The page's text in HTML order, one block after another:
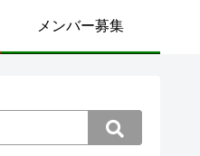
メンバー募集